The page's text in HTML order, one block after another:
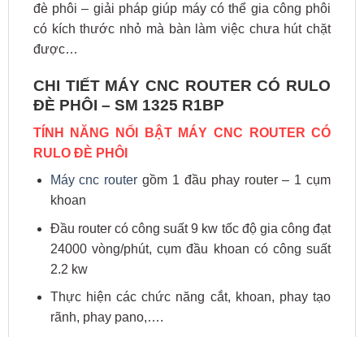
đè phôi – giải pháp giúp máy có thể gia công phôi
có kích thước nhỏ mà bàn làm việc chưa hút chặt
được…
CHI TIẾT MÁY CNC ROUTER CÓ RULO
ĐÈ PHÔI – SM 1325 R1BP
TÍNH NĂNG NỔI BẬT MÁY CNC ROUTER CÓ
RULO ĐÈ PHÔI
Máy cnc router gồm 1 đầu phay router – 1 cụm
khoan
Đầu router có công suất 9 kw tốc độ gia công đạt
24000 vòng/phút, cụm đầu khoan có công suất
2.2 kw
Thực hiện các chức năng cắt, khoan, phay tạo
rãnh, phay pano,….